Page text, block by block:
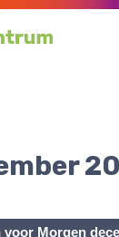
Morgen